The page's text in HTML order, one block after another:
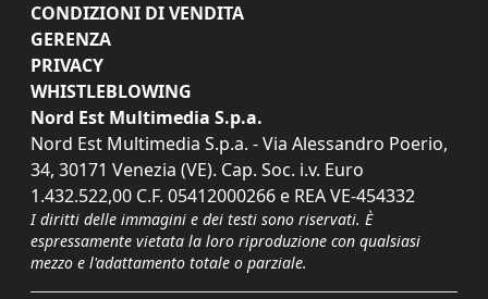
CONDIZIONI DI VENDITA
GERENZA
PRIVACY
WHISTLEBLOWING
Nord Est Multimedia S.p.a.
Nord Est Multimedia S.p.a. - Via Alessandro Poerio,
34, 30171 Venezia (VE). Cap. Soc. i.v. Euro
1.432.522,00 C.F. 05412000266 e REA VE-454332
I diritti delle immagini e dei testi sono riservati. È
espressamente vietata la loro riproduzione con qualsiasi
mezzo e l'adattamento totale o parziale.